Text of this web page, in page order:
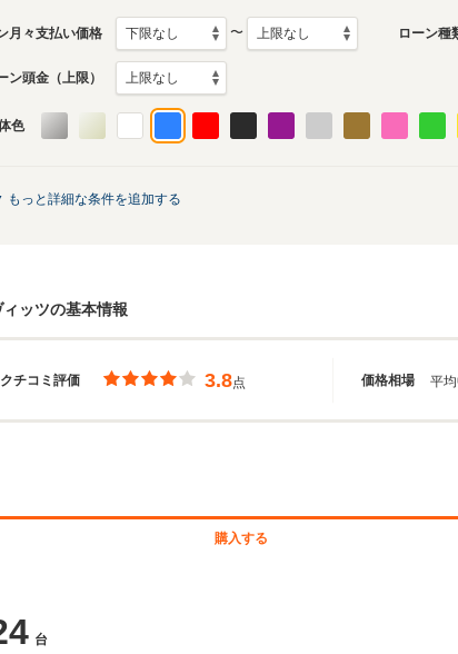
月々支払い価格 〜 ローン種
ン頭金（上限）
色
もっと詳細な条件を追加する
ィッツの基本情報
クチコミ評価 価格相場
3.8点 平均
購入する
台